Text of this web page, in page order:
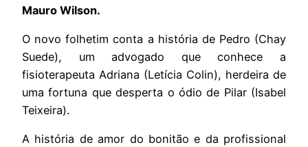
Mauro Wilson.
O novo folhetim conta a história de Pedro (Chay
Suede), um advogado que conhece a
fisioterapeuta Adriana (Letícia Colin), herdeira de
uma fortuna que desperta o ódio de Pilar (Isabel
Teixeira).
A história de amor do bonitão e da profissional